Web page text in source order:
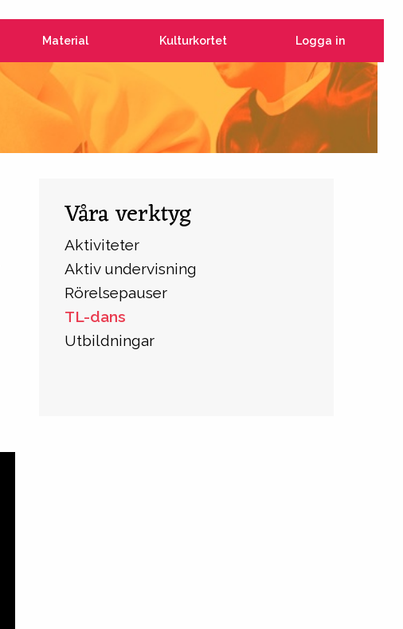
Material Kulturkortet Logga in
Våra verktyg
Aktiviteter
Aktiv undervisning
Rörelsepauser
TL-dans
Utbildningar